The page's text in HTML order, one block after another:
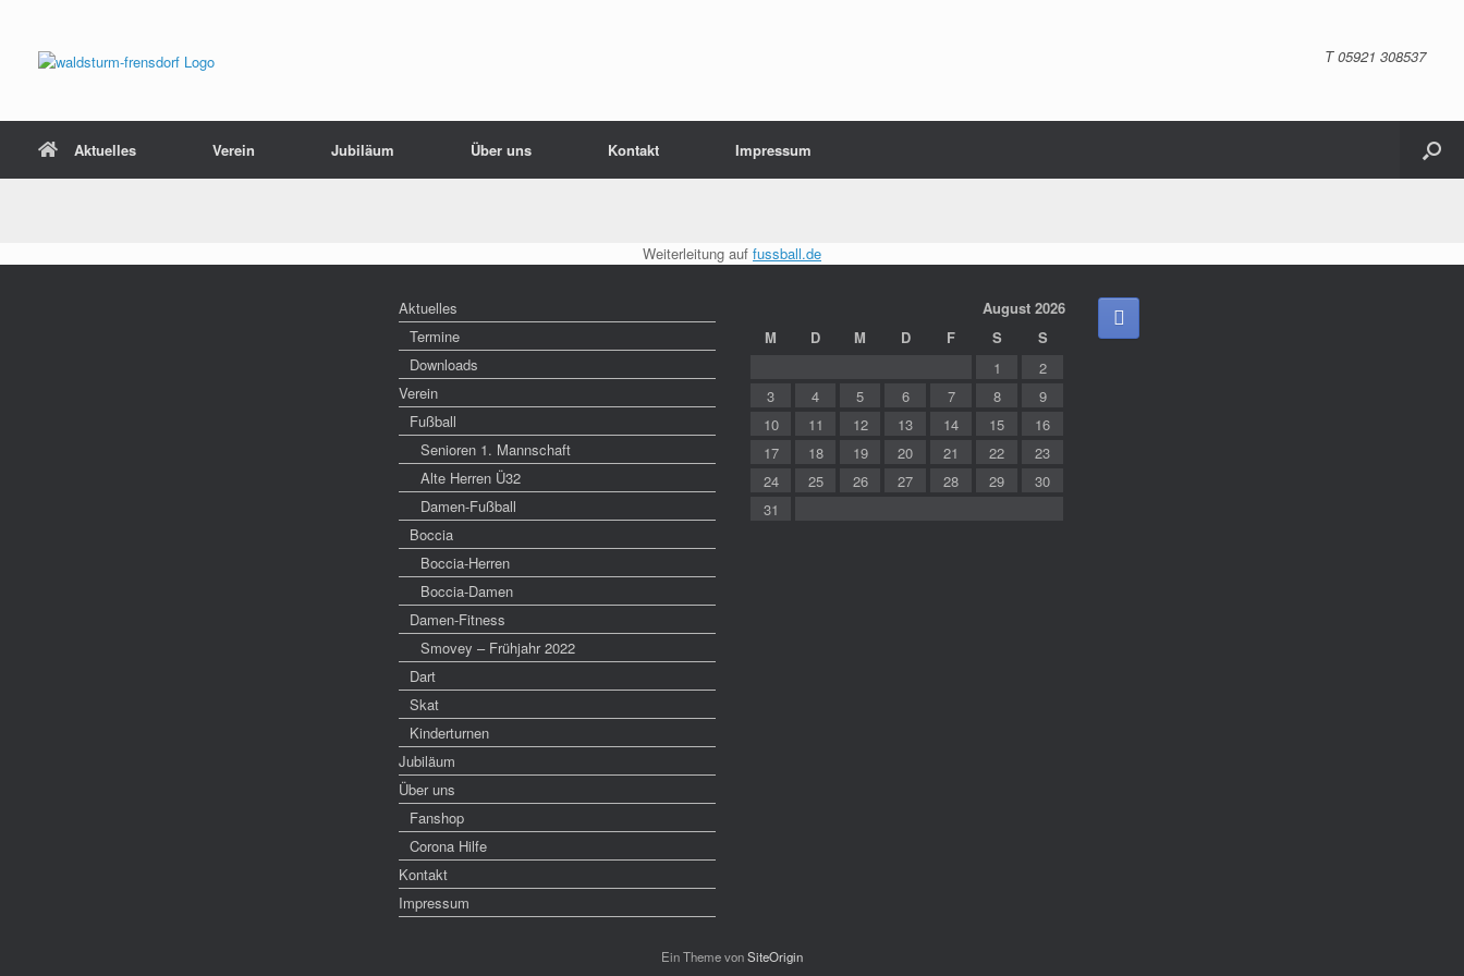
T 05921 308537
Aktuelles Verein Jubiläum Über uns Kontakt Impressum
Weiterleitung auf fussball.de
Aktuelles
Termine
Downloads
Verein
Fußball
Senioren 1. Mannschaft
Alte Herren Ü32
Damen-Fußball
Boccia
Boccia-Herren
Boccia-Damen
Damen-Fitness
Smovey – Frühjahr 2022
Dart
Skat
Kinderturnen
Jubiläum
Über uns
Fanshop
Corona Hilfe
Kontakt
Impressum
August 2026
M
D M D F S
S
1
2
3
4 5 6 7 8
9
10
11 12 13 14 15
16
17
18 19 20 21 22
23
24
25 26 27 28 29
30
31
Ein Theme vonSiteOrigin